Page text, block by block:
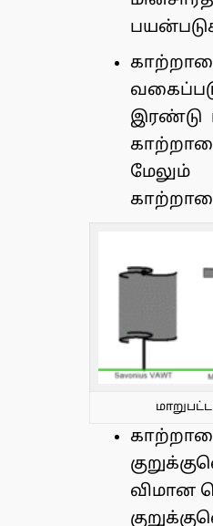
இரண்டு
மேலும்
விமான